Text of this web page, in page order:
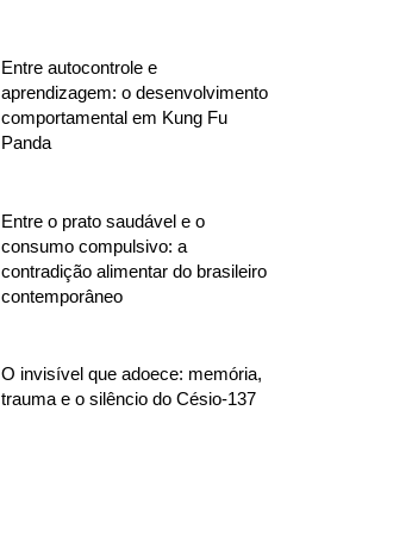
Entre autocontrole e
aprendizagem: o desenvolvimento
comportamental em Kung Fu
Panda
Entre o prato saudável e o
consumo compulsivo: a
contradição alimentar do brasileiro
contemporâneo
O invisível que adoece: memória,
trauma e o silêncio do Césio-137